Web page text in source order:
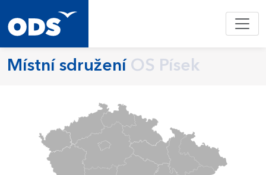
Místní sdružení OS Písek